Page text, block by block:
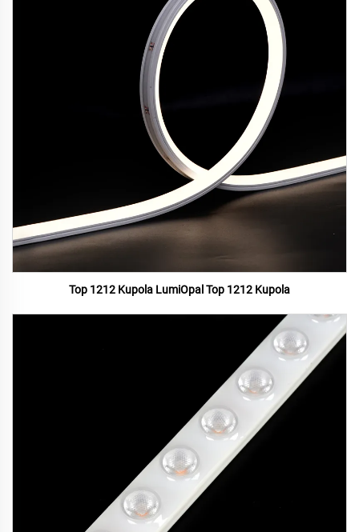
Top 1212 Kupola LumiOpal Top 1212 Kupola